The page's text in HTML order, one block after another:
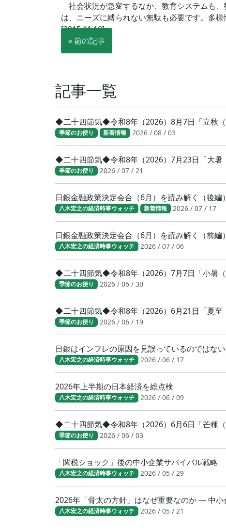
社会状況が急変するなか、教育システムも
は、ニーズに縛られない無駄も必要です。多
[2015.11.10]
« 前の記事
記事一覧
◆二十四節気◆令和8年（2026）8月7日「立秋
季節のお便り 新着情報 2026 / 08 / 03
◆二十四節気◆令和8年（2026）7月23日「大
季節のお便り 2026 / 07 / 21
日銀金融政策決定会合（6月）を読み解く（後編）
八木宏之の経済時事ウォッチ 新着情報 2026 / 07 / 17
日銀金融政策決定会合（6月）を読み解く（前編）
八木宏之の経済時事ウォッチ 2026 / 07 / 06
◆二十四節気◆令和8年（2026）7月7日「小暑
季節のお便り 2026 / 06 / 30
◆二十四節気◆令和8年（2026）6月21日「夏
季節のお便り 2026 / 06 / 19
日銀はインフレの原因を見誤っているのではな
八木宏之の経済時事ウォッチ 2026 / 06 / 17
2026年上半期の日本経済を総点検
八木宏之の経済時事ウォッチ 2026 / 06 / 09
◆二十四節気◆令和8年（2026）6月6日「芒種
季節のお便り 2026 / 06 / 03
「関税ショック」後の中小企業サバイバル戦略
八木宏之の経済時事ウォッチ 2026 / 05 / 29
2026年「骨太の方針」はなぜ重要なのか ― 中
八木宏之の経済時事ウォッチ 2026 / 05 / 21